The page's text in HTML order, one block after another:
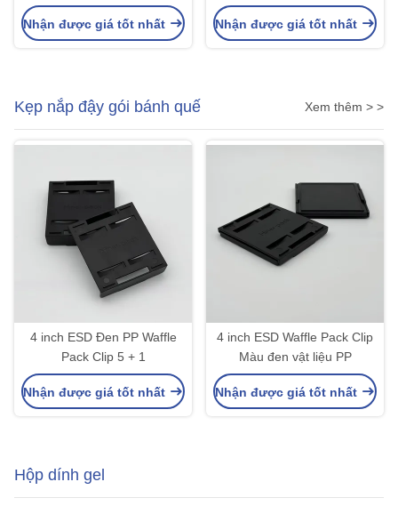
được RoHS phê duyệt
Nhận được giá tốt nhất
Nhẹ cho mô-đun IC
Nhận được giá tốt nhất
Kẹp nắp đậy gói bánh quế Xem thêm > >
4 inch ESD Đen PP Waffle
Pack Clip 5 + 1
Nhận được giá tốt nhất
4 inch ESD Waffle Pack Clip
Màu đen vật liệu PP
Nhận được giá tốt nhất
Hộp dính gel